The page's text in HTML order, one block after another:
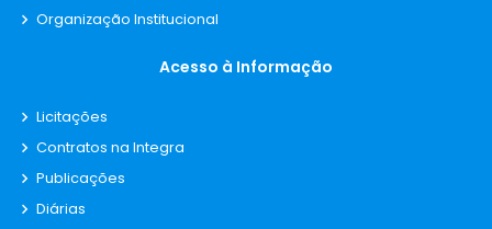
Organização Institucional
Acesso à Informação
Licitações
Contratos na Integra
Publicações
Diárias